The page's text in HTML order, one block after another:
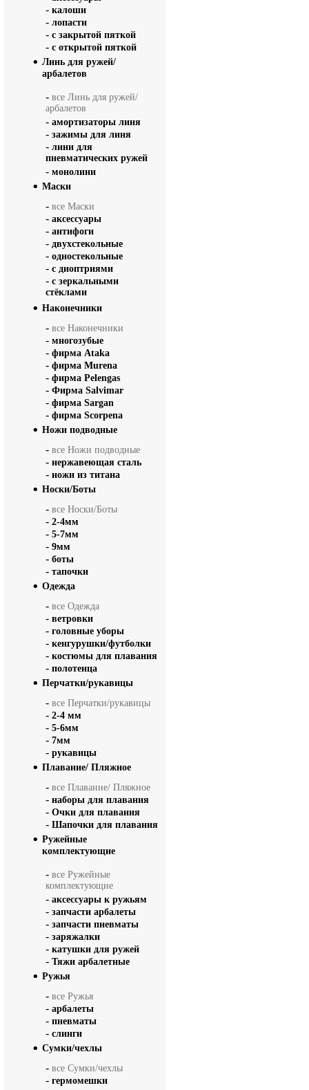
- калоши
- лопасти
- с закрытой пяткой
- с открытой пяткой
Линь для ружей/
арбалетов
- все Линь для ружей/
арбалетов
- амортизаторы линя
- зажимы для линя
- лини для
пневматических ружей
- монолини
Маски
- все Маски
- аксессуары
- антифоги
- двухстекольные
- одностекольные
- с диоптриями
- с зеркальными
стёклами
Наконечники
- все Наконечники
- многозубые
- фирма Ataka
- фирма Murena
- фирма Pelengas
- Фирма Salvimar
- фирма Sargan
- фирма Scorpena
Ножи подводные
- все Ножи подводные
- нержавеющая сталь
- ножи из титана
Носки/Боты
- все Носки/Боты
- 2-4мм
- 5-7мм
- 9мм
- боты
- тапочки
Одежда
- все Одежда
- ветровки
- головные уборы
- кенгурушки/футболки
- костюмы для плавания
- полотенца
Перчатки/рукавицы
- все Перчатки/рукавицы
- 2-4 мм
- 5-6мм
- 7мм
- рукавицы
Плавание/ Пляжное
- все Плавание/ Пляжное
- наборы для плавания
- Очки для плавания
- Шапочки для плавания
Ружейные
комплектующие
- все Ружейные
комплектующие
- аксессуары к ружьям
- запчасти арбалеты
- запчасти пневматы
- заряжалки
- катушки для ружей
- Тяжи арбалетные
Ружья
- все Ружья
- арбалеты
- пневматы
- слинги
Сумки/чехлы
- все Сумки/чехлы
- гермомешки